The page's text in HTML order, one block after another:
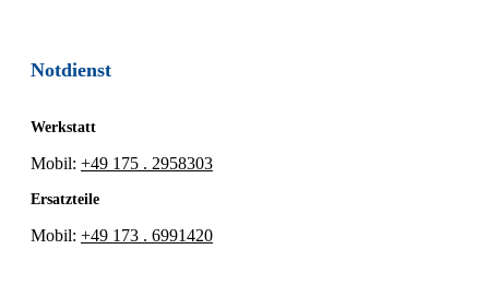
Notdienst
Werkstatt
Mobil: +49 175 . 2958303
Ersatzteile
Mobil: +49 173 . 6991420